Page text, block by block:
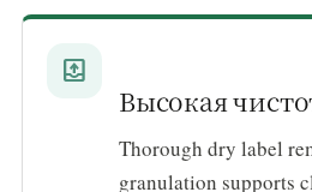
outbox
Высокая
Thorough dry label
granulation supports